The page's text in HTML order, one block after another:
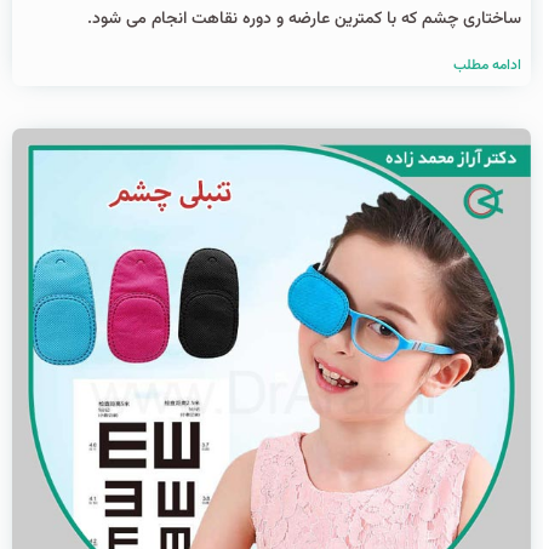
ساختاری چشم که با کمترین عارضه و دوره نقاهت انجام می شود.
ادامه مطلب